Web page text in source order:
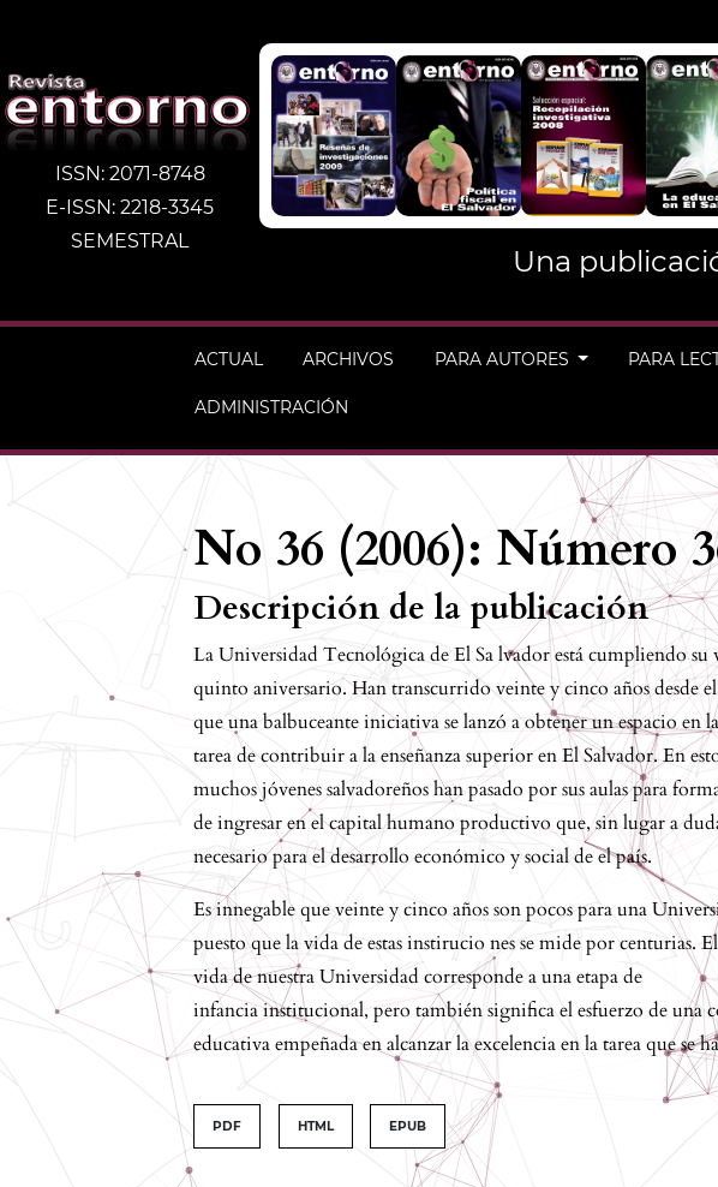
ISSN: 2071-8748
E-ISSN: 2218-3345
SEMESTRAL
Una
ACTUAL ARCHIVOS PARA AUTORES PARA
ADMINISTRACIÓN
No 36 (2006): Número
Descripción de la publicación
La Universidad Tecnológica de El Sa lvador está cumpliendo su
quinto aniversario. Han transcurrido veinte y cinco años desde
que una balbuceante iniciativa se lanzó a obtener un espacio en
tarea de contribuir a la enseñanza superior en El Salvador. En
muchos jóvenes salvadoreños han pasado por sus aulas para
de ingresar en el capital humano productivo que, sin lugar a
necesario para el desarrollo económico y social de el país.
Es innegable que veinte y cinco años son pocos para una
puesto que la vida de estas instirucio nes se mide por centurias.
vida de nuestra Universidad corresponde a una etapa de
infancia institucional, pero también significa el esfuerzo de una
educativa empeñada en alcanzar la excelencia en la tarea que se
##issue.tableOfContents##
PDF HTML EPUB